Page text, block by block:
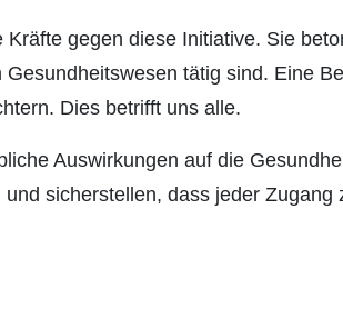
gegen diese Initiative. Sie
tätig sind. Eine
Dies betrifft uns alle.
Auswirkungen auf die
sicherstellen, dass jeder